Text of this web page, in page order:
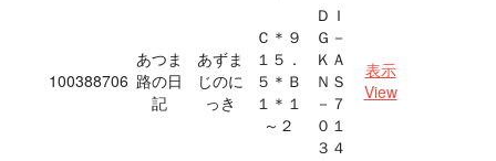
100388706
あつま
路の日
記
あずま
じのに
っき
Ｃ＊９
１５．
５＊Ｂ
１＊１
～２
ＤＩ
Ｇ－
ＫＡ
ＮＳ
－７
０１
３４
表示
View